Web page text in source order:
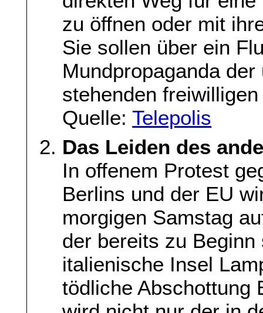
zu öffnen oder mit
Sie sollen über ein
Mundpropaganda
stehenden
Quelle:Telepolis
Das Leiden des
In offenem Protest
Berlins und der EU
morgigen Samstag
der bereits zu
italienische Insel
tödliche Abschottung